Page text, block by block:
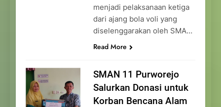
menjadi pelaksanaan ketiga
dari ajang bola voli yang
diselenggarakan oleh SMA…
Read More
SMAN 11 Purworejo
Salurkan Donasi untuk
Korban Bencana Alam